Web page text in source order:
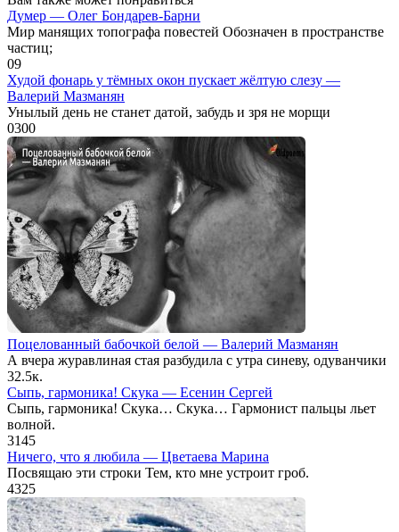
Думер — Олег Бондарев-Барни
Мир манящих топографа повестей Обозначен в пространстве
частиц;
09
Худой фонарь у тёмных окон пускает жёлтую слезу —
Валерий Мазманян
Унылый день не станет датой, забудь и зря не морщи
0300
Поцелованный бабочкой белой — Валерий Мазманян
А вчера журавлиная стая разбудила с утра синеву, одуванчики
32.5к.
Сыпь, гармоника! Скука — Есенин Сергей
Сыпь, гармоника! Скука… Скука… Гармонист пальцы льет
волной.
3145
Ничего, что я любила — Цветаева Марина
Посвящаю эти строки Тем, кто мне устроит гроб.
4325